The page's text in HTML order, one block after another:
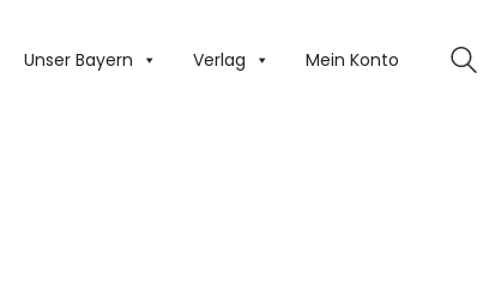
Unser Bayern Verlag Mein Konto